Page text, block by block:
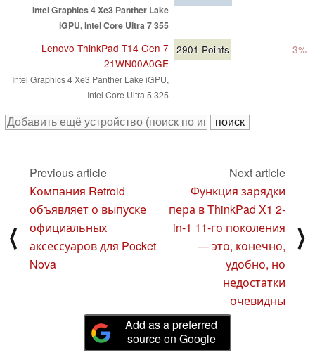
Intel Graphics 4 Xe3 Panther Lake
iGPU, Intel Core Ultra 7 355
Lenovo ThinkPad T14 Gen 7
21WN00A0GE
Intel Graphics 4 Xe3 Panther Lake iGPU,
Intel Core Ultra 5 325
2901 Points -3%
⟨
Previous article
Компания Retroid
объявляет о выпуске
официальных
аксессуаров для Pocket
Nova
Next article
Функция зарядки
пера в ThinkPad X1 2-
in-1 11-го поколения
— это, конечно,
удобно, но
недостатки
очевидны
⟩
Add as a preferred
source on Google